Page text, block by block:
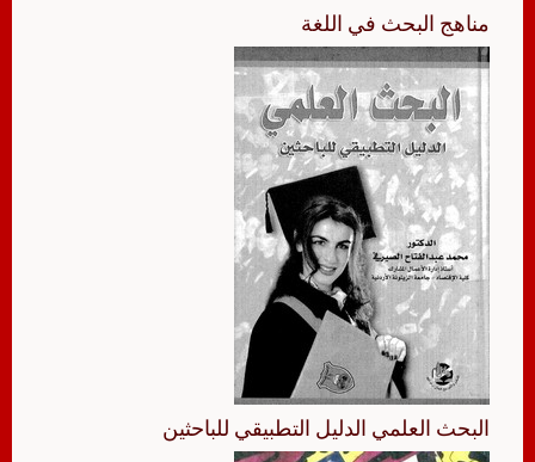
مناهج البحث في اللغة
البحث العلمي الدليل التطبيقي للباحثين